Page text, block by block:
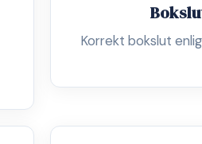
Korrekt bokslut